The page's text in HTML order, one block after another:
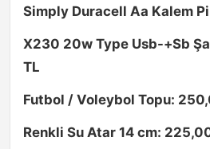
Simply Duracell Aa Kalem
X230 20w Type Usb-+Sb
TL
Futbol / Voleybol Topu:
Renkli Su Atar 14 cm: